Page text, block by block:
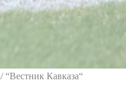
Кавказа“